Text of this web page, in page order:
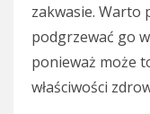
zakwasie. Warto
podgrzewać go
ponieważ może
właściwości